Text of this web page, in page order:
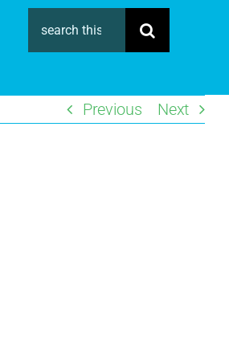
Search
for:
Previous Next